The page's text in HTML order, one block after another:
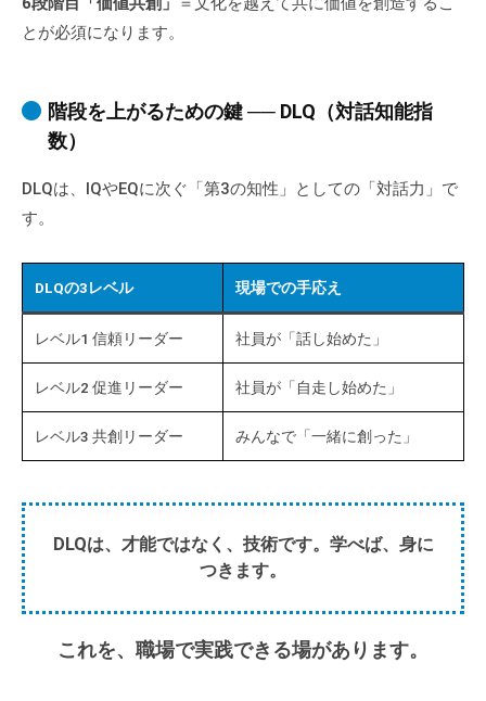
とが必須になります。
階段を上がるための鍵 ── DLQ（対話知能指
数）
DLQは、IQやEQに次ぐ「第3の知性」としての「対話力」で
す。
DLQの3レベル 現場での手応え
レベル1 信頼リーダー 社員が「話し始めた」
レベル2 促進リーダー 社員が「自走し始めた」
レベル3 共創リーダー みんなで「一緒に創った」
DLQは、才能ではなく、技術です。学べば、身に
つきます。
これを、職場で実践できる場があります。